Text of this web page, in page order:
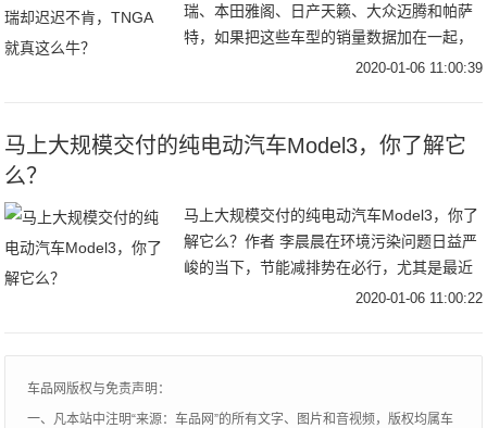
瑞、本田雅阁、日产天籁、大众迈腾和帕萨
特，如果把这些车型的销量数据加在一起，
相当于MPV单一销量前十车型的一个完整自
2020-01-06 11:00:39
马上大规模交付的纯电动汽车Model3，你了解它
么？
马上大规模交付的纯电动汽车Model3，你了
解它么？作者 李晨晨在环境污染问题日益严
峻的当下，节能减排势在必行，尤其是最近
这几年，在国家的推动下我们可以看到新能
2020-01-06 11:00:22
车品网版权与免责声明：
一、凡本站中注明“来源：车品网”的所有文字、图片和音视频，版权均属车